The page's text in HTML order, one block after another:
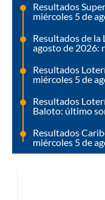
Resultados
miércoles 5 de
Resultados de la
agosto de 2026:
Resultados
miércoles 5 de
Resultados
Baloto: último
Resultados
miércoles 5 de